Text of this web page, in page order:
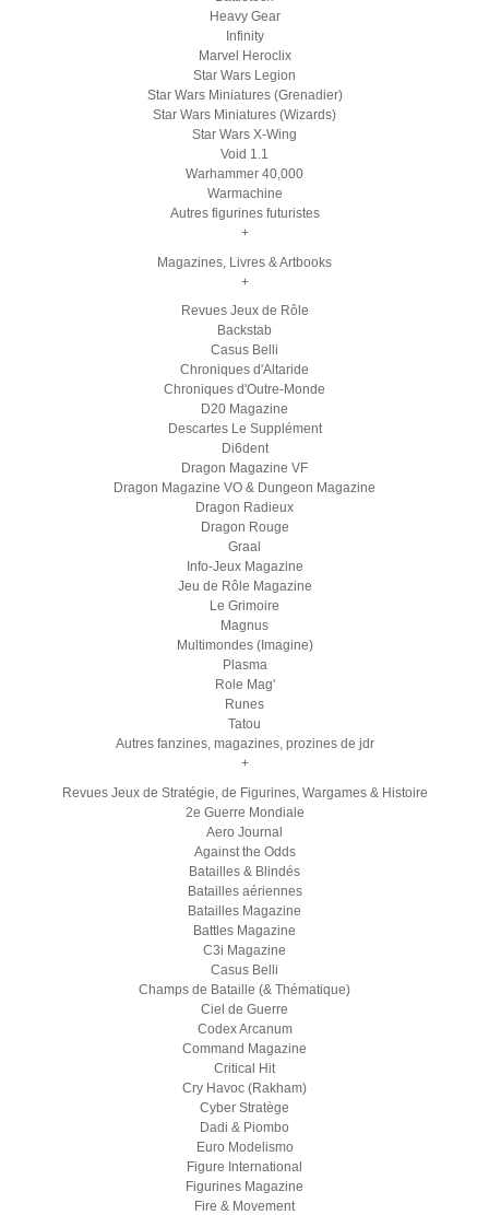
Heavy Gear
Infinity
Marvel Heroclix
Star Wars Legion
Star Wars Miniatures (Grenadier)
Star Wars Miniatures (Wizards)
Star Wars X-Wing
Void 1.1
Warhammer 40,000
Warmachine
Autres figurines futuristes
+
Magazines, Livres & Artbooks
+
Revues Jeux de Rôle
Backstab
Casus Belli
Chroniques d'Altaride
Chroniques d'Outre-Monde
D20 Magazine
Descartes Le Supplément
Di6dent
Dragon Magazine VF
Dragon Magazine VO & Dungeon Magazine
Dragon Radieux
Dragon Rouge
Graal
Info-Jeux Magazine
Jeu de Rôle Magazine
Le Grimoire
Magnus
Multimondes (Imagine)
Plasma
Role Mag'
Runes
Tatou
Autres fanzines, magazines, prozines de jdr
+
Revues Jeux de Stratégie, de Figurines, Wargames & Histoire
2e Guerre Mondiale
Aero Journal
Against the Odds
Batailles & Blindés
Batailles aériennes
Batailles Magazine
Battles Magazine
C3i Magazine
Casus Belli
Champs de Bataille (& Thématique)
Ciel de Guerre
Codex Arcanum
Command Magazine
Critical Hit
Cry Havoc (Rakham)
Cyber Stratège
Dadi & Piombo
Euro Modelismo
Figure International
Figurines Magazine
Fire & Movement